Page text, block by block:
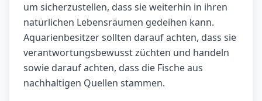
um sicherzustellen, dass sie weiterhin in ihren
natürlichen Lebensräumen gedeihen kann.
Aquarienbesitzer sollten darauf achten, dass sie
verantwortungsbewusst züchten und handeln
sowie darauf achten, dass die Fische aus
nachhaltigen Quellen stammen.